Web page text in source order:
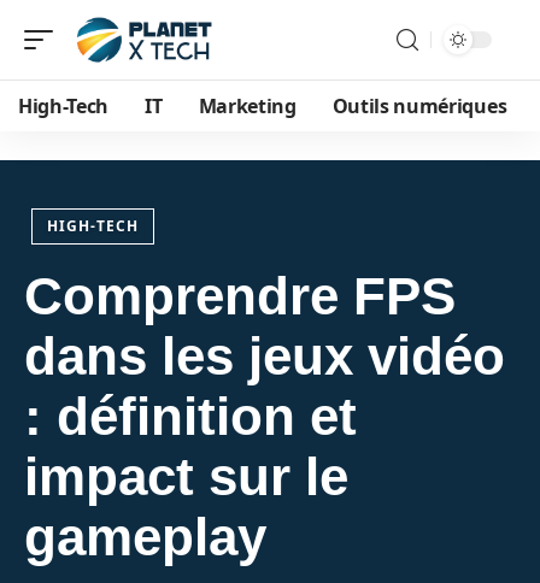
High-Tech IT Marketing Outils numériques
HIGH-TECH
Comprendre FPS
dans les jeux vidéo
: définition et
impact sur le
gameplay